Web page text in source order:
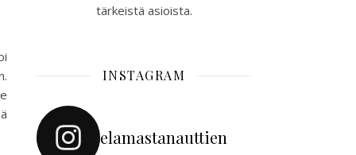
tärkeistä asioista.
INSTAGRAM
elamastanauttien